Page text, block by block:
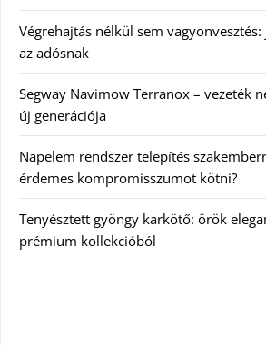
Végrehajtás nélkül sem
az adósnak
Segway Navimow Terranox – vezeték
új generációja
Napelem rendszer telepítés
érdemes kompromisszumot kötni?
Tenyésztett gyöngy karkötő: örök
prémium kollekcióból